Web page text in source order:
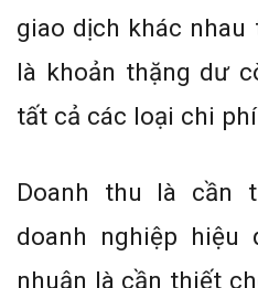
giao dịch khác
là khoản thặng dư
tất cả các loại chi
Doanh thu là cần
doanh nghiệp hiệu
nhuận là cần thiết